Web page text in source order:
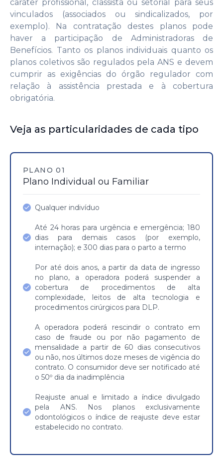
caráter profissional, classista ou setorial para seus
vinculados (associados ou sindicalizados, por
exemplo). Na contratação destes planos pode
haver a participação de Administradoras de
Benefícios. Tanto os planos individuais quanto os
planos coletivos são regulados pela ANS e devem
cumprir as exigências do órgão regulador com
relação à assistência prestada e à cobertura
obrigatória.
Veja as particularidades de cada tipo
PLANO 01
Plano Individual ou Familiar
Qualquer indivíduo
Até 24 horas para urgência e emergência; 180
dias para demais casos (por exemplo,
internação); e 300 dias para o parto a termo
Por até dois anos, a partir da data de ingresso
no plano, a operadora poderá suspender a
cobertura de procedimentos de alta
complexidade, leitos de alta tecnologia e
procedimentos cirúrgicos para DLP.
A operadora poderá rescindir o contrato em
caso de fraude ou por não pagamento de
mensalidade a partir de 60 dias consecutivos
ou não, nos últimos doze meses de vigência do
contrato. O consumidor deve ser notificado até
o 50º dia da inadimplência
Reajuste anual e limitado a índice divulgado
pela ANS. Nos planos exclusivamente
odontológicos o índice de reajuste deve estar
estabelecido no contrato.